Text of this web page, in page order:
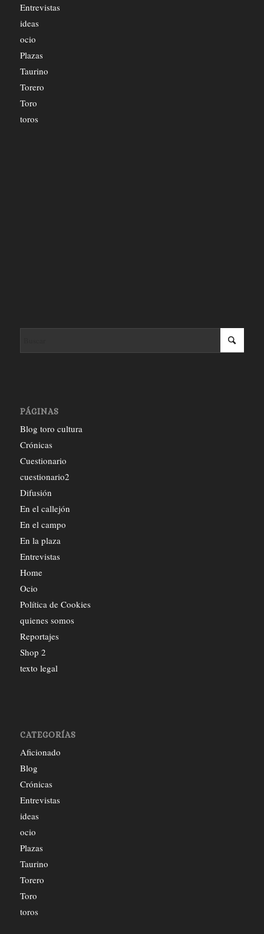
Entrevistas
ideas
ocio
Plazas
Taurino
Torero
Toro
toros
PÁGINAS
Blog toro cultura
Crónicas
Cuestionario
cuestionario2
Difusión
En el callejón
En el campo
En la plaza
Entrevistas
Home
Ocio
Política de Cookies
quienes somos
Reportajes
Shop 2
texto legal
CATEGORÍAS
Aficionado
Blog
Crónicas
Entrevistas
ideas
ocio
Plazas
Taurino
Torero
Toro
toros